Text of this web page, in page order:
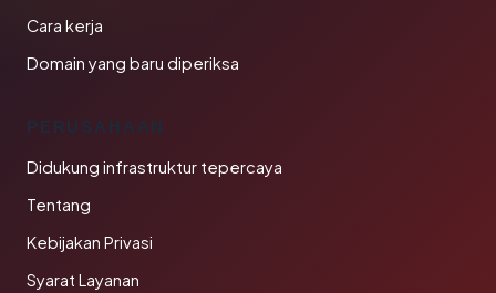
Cara kerja
Domain yang baru diperiksa
PERUSAHAAN
Didukung infrastruktur tepercaya
Tentang
Kebijakan Privasi
Syarat Layanan